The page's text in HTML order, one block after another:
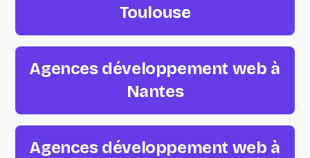
Toulouse
Agences développement web à
Nantes
Agences développement web à